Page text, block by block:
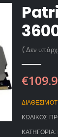
( Δεν
€
ΚΩΔΙΚΌΣ
ΚΑΤΗΓΟΡΊΑ: